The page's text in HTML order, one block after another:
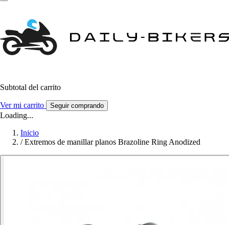
Subtotal del carrito
Ver mi carrito Seguir comprando
Loading...
Inicio
/ Extremos de manillar planos Brazoline Ring Anodized